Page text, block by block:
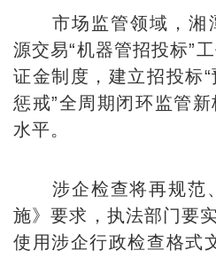
市场监管领域，湘
源交易“机器管招投标”
证金制度，建立招投
惩戒”全周期闭环监管
水平。
涉企检查将再规范
施》要求，执法部门要
使用涉企行政检查格式